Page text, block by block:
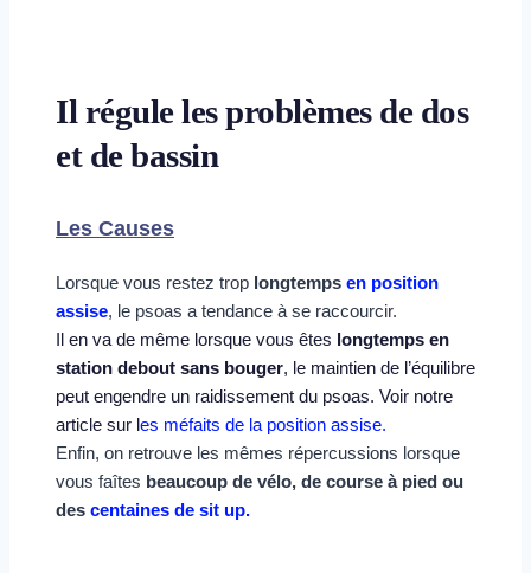
Il régule les problèmes de dos
et de bassin
Les Causes
Lorsque vous restez trop longtemps en position
assise, le psoas a tendance à se raccourcir.
Il en va de même lorsque vous êtes longtemps en
station debout sans bouger, le maintien de l’équilibre
peut engendre un raidissement du psoas. Voir notre
article sur les méfaits de la position assise.
Enfin, on retrouve les mêmes répercussions lorsque
vous faîtes beaucoup de vélo, de course à pied ou
des centaines de sit up.